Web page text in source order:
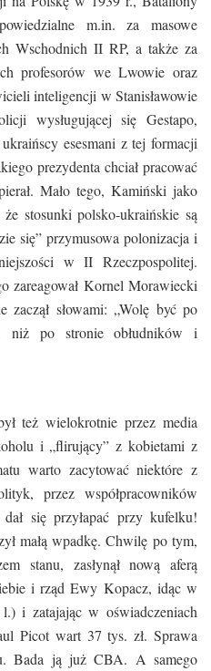
m.in. za masowe
Wschodnich II RP, a także za
profesorów we Lwowie oraz
inteligencji w Stanisławowie
wysługującej się Gestapo,
esesmani z tej formacji
prezydenta chciał pracować
Mało tego, Kamiński jako
że stosunki polsko-ukraińskie są
się” przymusowa polonizacja i
w II Rzeczpospolitej.
zareagował Kornel Morawiecki
słowami: „Wolę być po
niż po stronie obłudników i
też wielokrotnie przez media
i „flirujący” z kobietami z
warto zacytować niektóre z
przez współpracowników
się przyłapać przy kufelku!
małą wpadkę. Chwilę po tym,
stanu, zasłynął nową aferą
i rząd Ewy Kopacz, idąc w
i zatajając w oświadczeniach
Picot wart 37 tys. zł. Sprawa
Bada ją już CBA. A samego